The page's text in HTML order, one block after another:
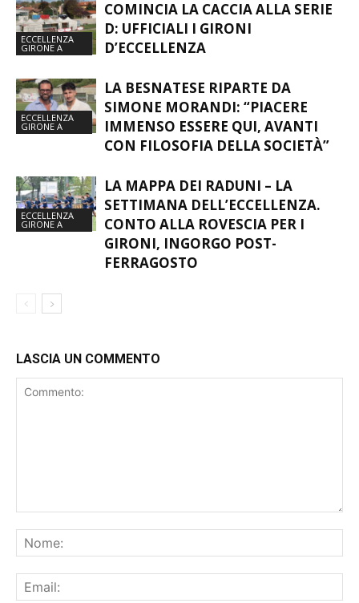
ECCELLENZA
GIRONE A
D’ECCELLENZA
ECCELLENZA
GIRONE A
LA BESNATESE RIPARTE DA
IMMENSO ESSERE QUI, AVANTI
CON FILOSOFIA DELLA SOCIETÀ”
ECCELLENZA
GIRONE A
LA MAPPA DEI RADUNI – LA
CONTO ALLA ROVESCIA PER I
GIRONI, INGORGO POST-
FERRAGOSTO